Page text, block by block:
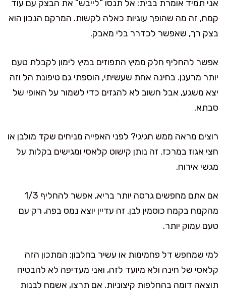
אני תמיד אומרת בבית: אל תנסו “לייבש” את הבצק עם עוד
קמח, זה מה שהופך עוגיות כאלה לקשות. המרקם הנכון הוא
בצק רך, שאפשר לכדרר בלי מאבק.
אפשר להחליף חלק ממיץ התפוזים במיץ לימון לקבלת טעם
יותר מרענן. בחינה אחת שעשיתי, הוספתי גם טיפונת הל וזה
יצא משגע, אבל חשוב לא להגזים כדי לשמור על האופי של
סבתא.
רוצים מראה ממש חגיגי? לפני האפייה מניחים שקד מולבן או
חצי אגוז במרכז. זה נותן קישוט קלאסי ומגישים בקלות על
מגשי אירוח.
אם אתם מחפשים גרסה יותר בריא, אפשר להחליף 1/3
מהקמח בקמח כוסמין לבן. זה עדיין יוצא נמס בפה, רק עם
טעם עמוק יותר.
למי שמחפש דל פחמימות או עשיר בחלבון: המתכון הזה
קלאסי של חינה ולא מיועד לזה, ואני מעדיפה לא להבטיח
תוצאה דומה בהחלפות קיצוניות. אם תרצו, אשמח לבנות